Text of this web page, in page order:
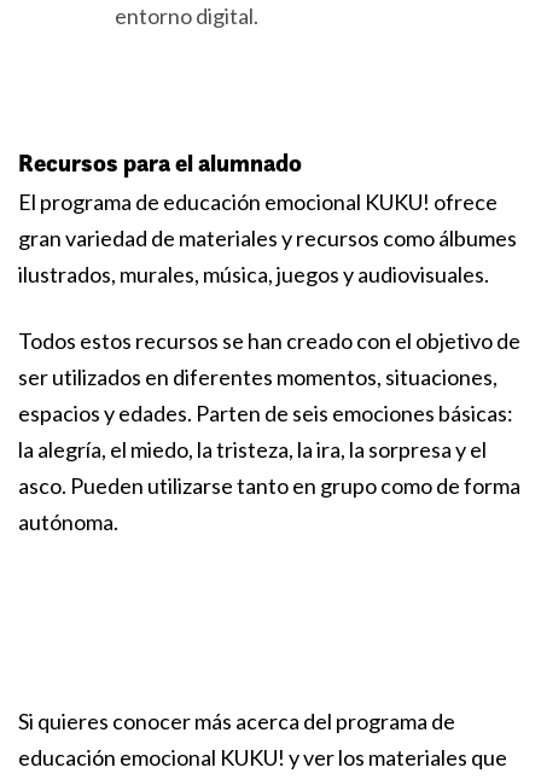
entorno digital.
Recursos para el alumnado
El programa de educación emocional KUKU! ofrece
gran variedad de materiales y recursos como álbumes
ilustrados, murales, música, juegos y audiovisuales.
Todos estos recursos se han creado con el objetivo de
ser utilizados en diferentes momentos, situaciones,
espacios y edades. Parten de seis emociones básicas:
la alegría, el miedo, la tristeza, la ira, la sorpresa y el
asco. Pueden utilizarse tanto en grupo como de forma
autónoma.
Si quieres conocer más acerca del programa de
educación emocional KUKU! y ver los materiales que